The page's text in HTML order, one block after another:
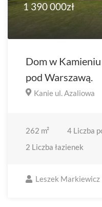
1 390 000zł
Dom w
pod Warszawą.
Kanie ul. Azaliowa
262 m² 4 Liczba
2 Liczba łazienek
Leszek Markiewicz